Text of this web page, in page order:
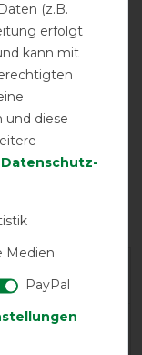
(z.B.
erfolgt
kann mit
und diese
Daten­schutz­
Medien
PayPal